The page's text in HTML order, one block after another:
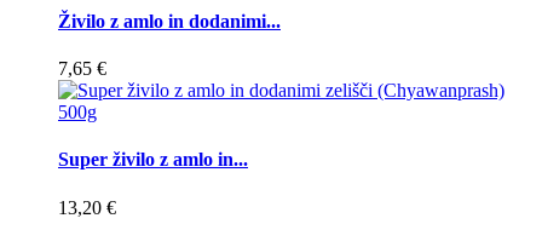
Živilo z amlo in dodanimi...
7,65 €
Super živilo z amlo in...
13,20 €